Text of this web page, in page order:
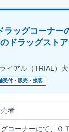
ラッグコーナー
ドラッグスト
イアル（TRIAL）
受付・販売・接客
者
グコーナーにて、Ｏ